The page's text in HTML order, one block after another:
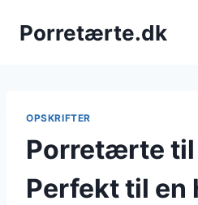
Porretærte.dk
OPSKRIFTER
Porretærte
Perfekt til en